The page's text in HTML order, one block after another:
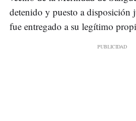
detenido y puesto a
fue entregado a su legítimo